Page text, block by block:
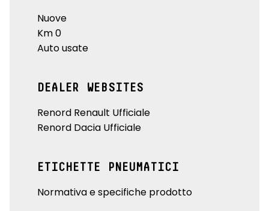
Nuove
Km 0
Auto usate
DEALER WEBSITES
Renord Renault Ufficiale
Renord Dacia Ufficiale
ETICHETTE PNEUMATICI
Normativa e specifiche prodotto